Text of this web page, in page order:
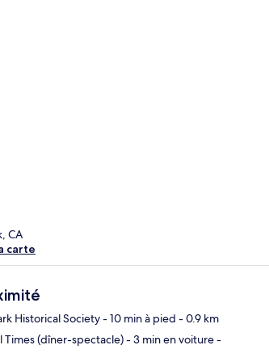
CA
carte
Historical Society- 10 min à pied - 0.9 km
Times (dîner-spectacle)- 3 min en voiture-